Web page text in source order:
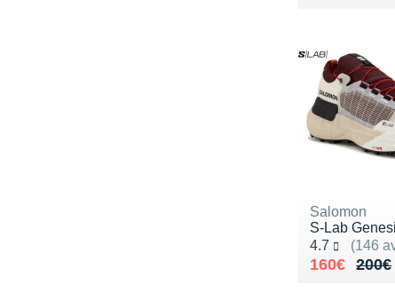
Salomon
S-Lab
4.7
(146
Noté 4.7 sur
200€
Au lieu de
160€
Vendu 160€